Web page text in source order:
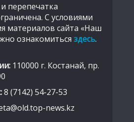
перепечатка
С условиями
материалов сайта «Наш
ознакомиться здесь.
110000 г. Костанай, пр.
8 (7142) 54-27-53
news.kz